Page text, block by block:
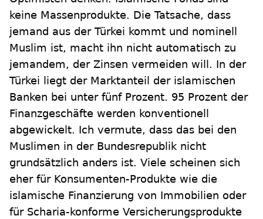
keine Massenprodukte. Die Tatsache, dass
jemand aus der Türkei kommt und nominell
Muslim ist, macht ihn nicht automatisch zu
jemandem, der Zinsen vermeiden will. In der
Türkei liegt der Marktanteil der islamischen
Banken bei unter fünf Prozent. 95 Prozent der
Finanzgeschäfte werden konventionell
abgewickelt. Ich vermute, dass das bei den
Muslimen in der Bundesrepublik nicht
grundsätzlich anders ist. Viele scheinen sich
eher für Konsumenten-Produkte wie die
islamische Finanzierung von Immobilien oder
für Scharia-konforme Versicherungsprodukte